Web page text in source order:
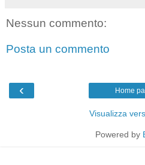
Nessun commento:
Posta un commento
‹ Home
Visualizza
Powered by